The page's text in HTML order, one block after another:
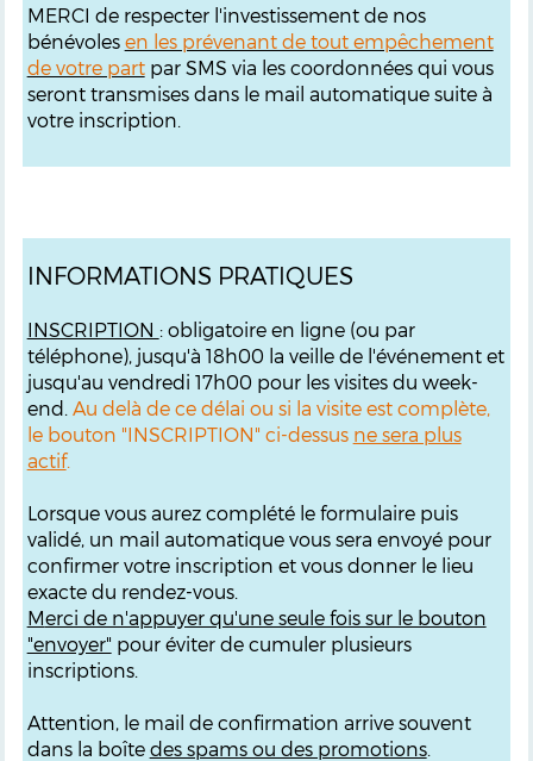
MERCI de respecter l'investissement de nos
bénévoles en les prévenant de tout empêchement
de votre partpar SMS via les coordonnées qui vous
seront transmises dans le mail automatique suite à
votre inscription.
INFORMATIONS PRATIQUES
INSCRIPTION : obligatoire en ligne (ou par
téléphone), jusqu'à 18h00 la veille de l'événement et
jusqu'au vendredi 17h00 pour les visites du week-
end. Au delà de ce délai ou si la visite est complète,
le bouton "INSCRIPTION" ci-dessus ne sera plus
actif.
Lorsque vous aurez complété le formulaire puis
validé, un mail automatique vous sera envoyé pour
confirmer votre inscription et vous donner le lieu
exacte du rendez-vous.
Merci de n'appuyer qu'une seule fois sur le bouton
"envoyer" pour éviter de cumuler plusieurs
inscriptions.
Attention, le mail de confirmation arrive souvent
dans la boîte des spams ou des promotions.